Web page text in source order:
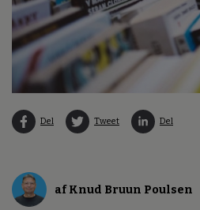
Del Tweet Del
af Knud Bruun Poulsen